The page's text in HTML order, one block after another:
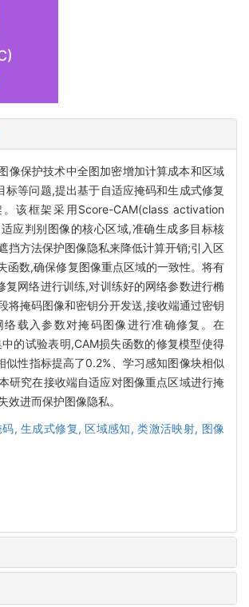
像保护技术中全图加密增加计算成本和区域
标等问题,提出基于自适应掩码和生成式修复
该框架采用Score-CAM(class activation
应判别图像的核心区域,准确生成多目标核
挡方法保护图像隐私来降低计算开销;引入区
函数,确保修复图像重点区域的一致性。将有
复网络进行训练,对训练好的网络参数进行椭
将掩码图像和密钥分开发送,接收端通过密钥
载入参数对掩码图像进行准确修复。在
的试验表明,CAM损失函数的修复模型使得
似性指标提高了0.2%、学习感知图像块相似
研究在接收端自适应对图像重点区域进行掩
效进而保护图像隐私。
码, 生成式修复, 区域感知,类激活映射, 图像